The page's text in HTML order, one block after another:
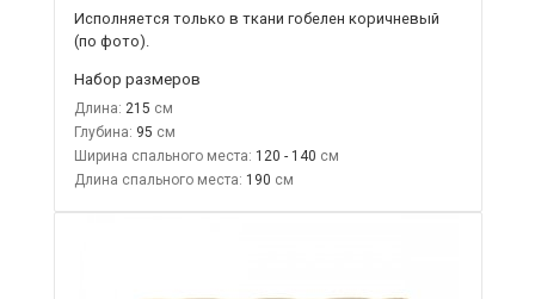
Исполняется только в ткани гобелен коричневый
(по фото).
Набор размеров
Длина: 215
Глубина: 95
Ширина спального места: 120 - 140
Длина спального места: 190